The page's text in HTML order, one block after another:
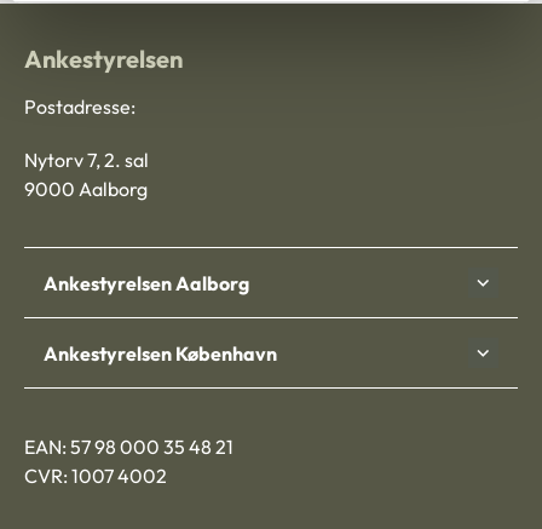
Ankestyrelsen
Postadresse:
Nytorv 7, 2. sal
9000 Aalborg
Ankestyrelsen Aalborg
Ankestyrelsen København
EAN: 57 98 000 35 48 21
CVR: 1007 4002